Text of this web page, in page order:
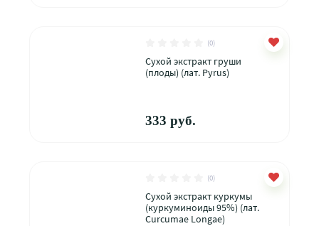
(0)
Сухой экстракт груши
(плоды) (лат. Pyrus)
333 руб.
(0)
Сухой экстракт куркумы
(куркуминоиды 95%) (лат.
Curcumae Longae)